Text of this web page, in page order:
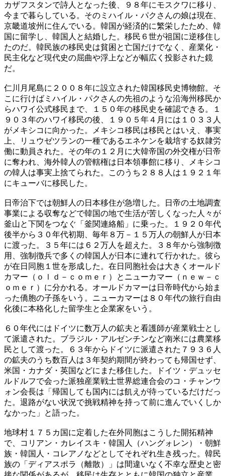
カザフスタンで詩人となった後、９８年にモスクワに移り、
今まで暮らしている。そのミハイル・パクさんの娘は現在、
京畿道坡州に住んでいる。韓国が経済的に繁栄したため、韓
国に留学し、韓国人と結婚した。移民６世が祖国に逆移住し
たのだ。韓民族の移民史は貧困と亡国だけでなく、産業化・
民主化など現代史の屈曲や浮上などが幅広く投影された鏡
だ。
仁川月尾島に２００８年に設立された韓国移民史博物館。そ
こに行けばミハイル・パクさんの先祖のような沿海州移民か
らハワイ公式移民まで、１５０年の移民史を確認できる。１
９０３年のハワイ移民の後、１９０５年４月には１０３３人
がメキシコに向かった。メキシコ移民は移民とはいえ、事実
上、リュウゼツランの一種であるエネケンを栽培する奴隷労
働に動員された。その年の１２月に大韓帝国の外交権が日帝
に奪われ、海外韓人の管轄権は日本領事館に移り、メキシコ
の韓人は事実上捨てられた。このうち２８８人は１９２１年
にキューバに移民した。
日帝治下では朝鮮人の日本移住が急増した。日帝の土地調査
事業による収奪などで韓国の地で生活が苦しくなった人々が
釜山と下関をつなぐ「釜関連絡船」に乗った。１９２０年代
後半から３０年代初期、毎年８万－１５万人の朝鮮人が日本
に渡った。３５年には６２万人を超えた。３８年から強制徴
用、強制徴兵で多くの韓国人が日本に連れて行かれた。彼ら
が在日同胞１世を形成した。在日同胞社会は大きくオールド
カマー（ｏｌｄ－ｃｏｍｅｒ）とニューカマー（ｎｅｗ－ｃ
ｏｍｅｒ）に分かれる。オールドカマーは日帝時代から始ま
った僑胞の子孫をいう。ニューカマーは８０年代の旅行自由
化後に本格化した留学生と企業家をいう。
６０年代にはドイツに数万人の鉱夫と看護師が産業戦士とし
て派遣された。ブラジル・アルゼンチンなど南米には農業移
民として渡った。６３年からドイツに派遣された７９３６人
の鉱夫のうち数百人は３年契約期間が終わっても帰国せず、
米国・カナダ・英国などにまた移住した。ドイツ・デュッセ
ルドルフで会った派独産業戦士世界総連合会のコ・チャンウ
ォン会長は「帰国しても国内には飢えが待っているだけだっ
た。退路がない状況で挑戦精神を持って前に進んでいくしか
なかった」と語った。
地球村１７５カ国に定着した在外同胞はこうした開拓精神
で、コリアン・カレイスキ・韓国人（ハングォレン）・朝鮮
族・韓国人・コレアノなどとしてそれぞれ生き残った。韓民
族の「ディアスポラ（離散）」は間違いなく不幸な歴史と密